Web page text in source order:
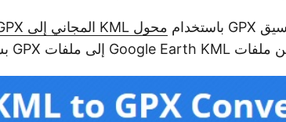
محول KML المجاني إلى GPX على الإنترنت